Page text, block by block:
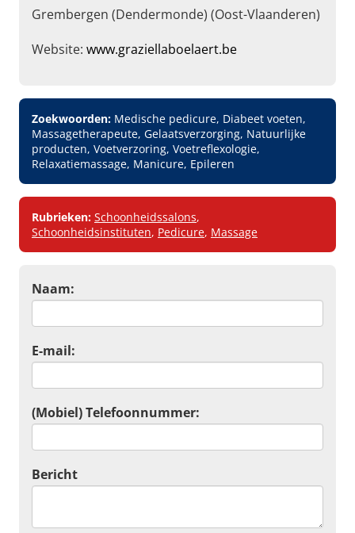
Grembergen (Dendermonde) (Oost-Vlaanderen)
Website: www.graziellaboelaert.be
Zoekwoorden: Medische pedicure, Diabeet voeten,
Massagetherapeute, Gelaatsverzorging, Natuurlijke
producten, Voetverzoring, Voetreflexologie,
Relaxatiemassage, Manicure, Epileren
Rubrieken: Schoonheidssalons,
Schoonheidsinstituten, Pedicure, Massage
Naam:
E-mail:
(Mobiel) Telefoonnummer:
Bericht